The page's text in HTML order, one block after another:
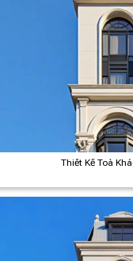
Thiết Kế Toà